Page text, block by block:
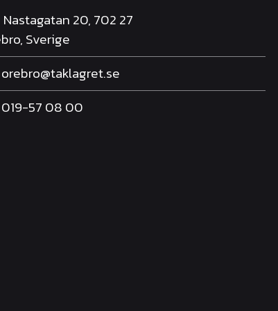
Nastagatan 20, 702 27
Sverige
orebro@taklagret.se
019-57 08 00